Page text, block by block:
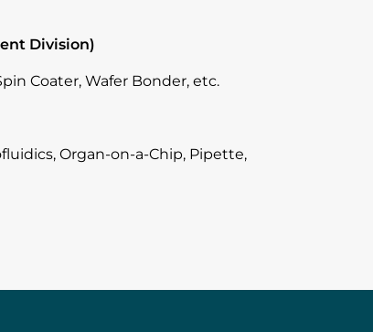
Division)
Coater, Wafer Bonder, etc.
Organ-on-a-Chip, Pipette,